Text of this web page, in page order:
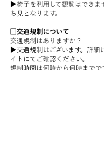
▶︎椅子を利用して観覧はできま
ち見となります。
▢交通規制について
交通規制はありますか？
▶︎交通規制はございます。詳細
イトにてご確認ください。
規制時間は何時から何時までで